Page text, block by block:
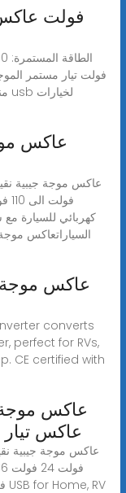
فولت تيار مستمر
converts
perfect for RVs,
CE certified with
عاكس تيار مستمر 12